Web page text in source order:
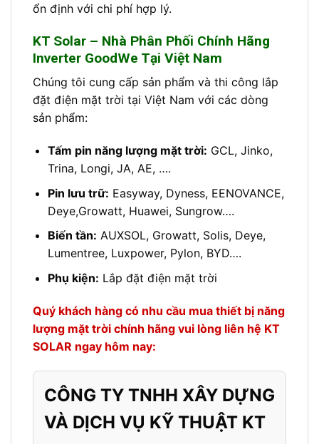
ổn định với chi phí hợp lý.
KT Solar – Nhà Phân Phối Chính Hãng
Inverter GoodWe Tại Việt Nam
Chúng tôi cung cấp sản phẩm và thi công lắp
đặt điện mặt trời tại Việt Nam với các dòng
sản phẩm:
Tấm pin năng lượng mặt trời: GCL, Jinko,
Trina, Longi, JA, AE, ….
Pin lưu trữ: Easyway, Dyness, EENOVANCE,
Deye,Growatt, Huawei, Sungrow….
Biến tần: AUXSOL, Growatt, Solis, Deye,
Lumentree, Luxpower, Pylon, BYD….
Phụ kiện: Lắp đặt điện mặt trời
Quý khách hàng có nhu cầu mua thiết bị năng
lượng mặt trời chính hãng vui lòng liên hệ KT
SOLAR ngay hôm nay:
CÔNG TY TNHH XÂY DỰNG
VÀ DỊCH VỤ KỸ THUẬT KT